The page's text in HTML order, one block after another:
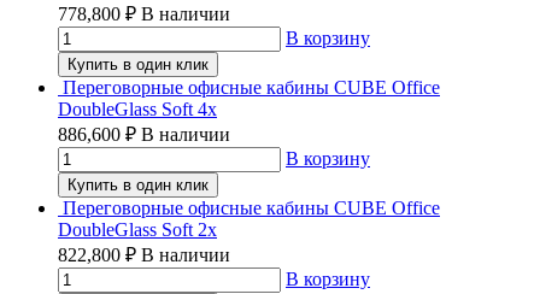
778,800 ₽ В наличии
В корзину
Купить в один клик
Переговорные офисные кабины CUBE Office
DoubleGlass Soft 4x
886,600 ₽ В наличии
В корзину
Купить в один клик
Переговорные офисные кабины CUBE Office
DoubleGlass Soft 2x
822,800 ₽ В наличии
В корзину